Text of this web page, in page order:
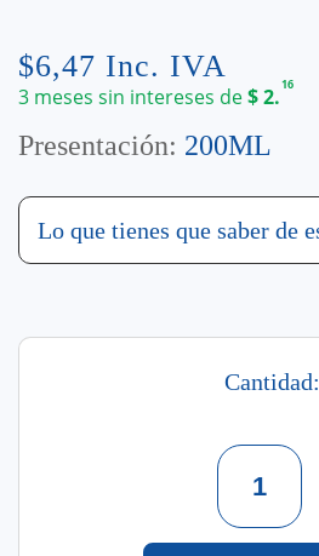
$6,47 Inc. IVA
3 meses sin intereses de$2.16
Presentación: 200ML
Lo que tienes que saber de
Cantidad:
Phytokeratin
Leave
In
Bb+